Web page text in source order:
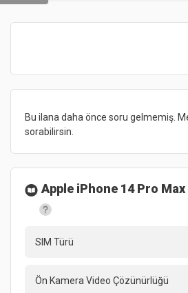
Bu ilana daha önce soru gelmemiş.
sorabilirsin.
Apple iPhone 14 Pro Max
SIM Türü
Ön Kamera Video Çözünürlüğü